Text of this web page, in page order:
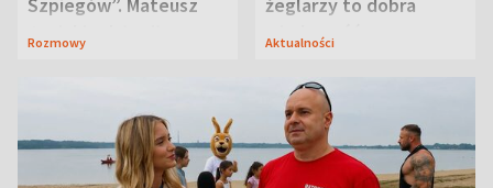
Janicki odsłonił
Rozmowy
wiadomość
Aktualności